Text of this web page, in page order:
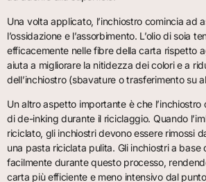
Una volta applicato, l’inchiostro comincia ad
l’ossidazione e l’assorbimento. L’olio di soia
efficacemente nelle fibre della carta rispetto
aiuta a migliorare la nitidezza dei colori e a
dell’inchiostro (sbavature o trasferimento su
Un altro aspetto importante è che l’inchiostro
di de-inking durante il riciclaggio. Quando
riciclato, gli inchiostri devono essere rimossi
una pasta riciclata pulita. Gli inchiostri a base
facilmente durante questo processo,
carta più efficiente e meno intensivo dal